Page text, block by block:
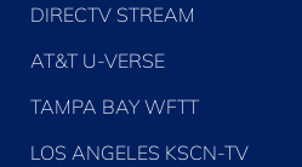
DIRECTV STREAM
AT&T U-VERSE
TAMPA BAY WFTT
LOS ANGELES KSCN-TV